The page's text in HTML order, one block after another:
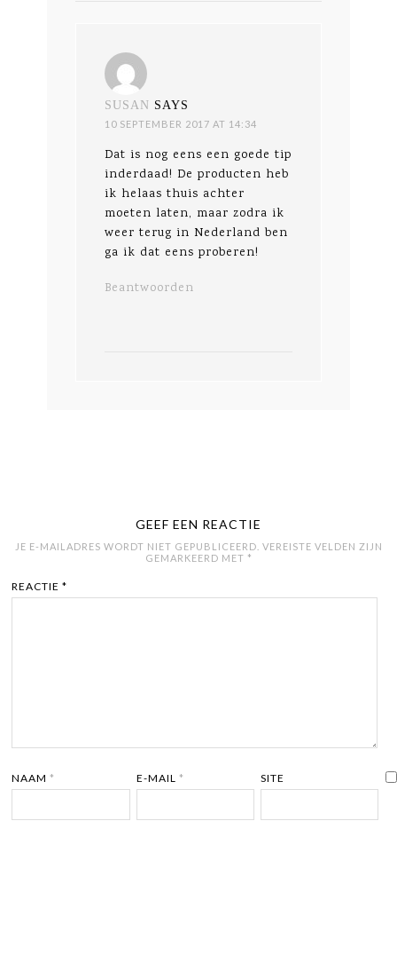
SUSAN SAYS
10 SEPTEMBER 2017 AT 14:34
Dat is nog eens een goede tip
inderdaad! De producten heb
ik helaas thuis achter
moeten laten, maar zodra ik
weer terug in Nederland ben
ga ik dat eens proberen!
Beantwoorden
GEEF EEN REACTIE
JE E-MAILADRES WORDT NIET GEPUBLICEERD. VEREISTE VELDEN ZIJN
GEMARKEERD MET *
REACTIE*
NAAM * E-MAIL * SITE